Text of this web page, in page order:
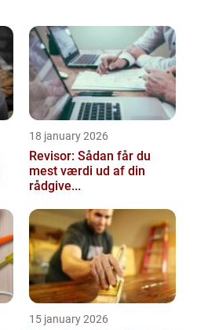
18 january 2026
Revisor: Sådan får du
mest værdi ud af din
rådgive...
15 january 2026